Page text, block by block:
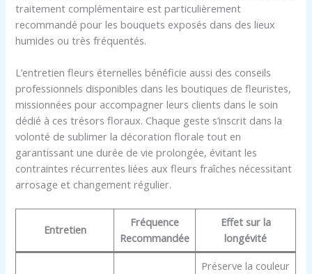
traitement complémentaire est particulièrement
recommandé pour les bouquets exposés dans des lieux
humides ou très fréquentés.
L’entretien fleurs éternelles bénéficie aussi des conseils
professionnels disponibles dans les boutiques de fleuristes,
missionnées pour accompagner leurs clients dans le soin
dédié à ces trésors floraux. Chaque geste s’inscrit dans la
volonté de sublimer la décoration florale tout en
garantissant une durée de vie prolongée, évitant les
contraintes récurrentes liées aux fleurs fraîches nécessitant
arrosage et changement régulier.
Entretien
Fréquence
Recommandée
Effet sur la
longévité
Préserve la couleur